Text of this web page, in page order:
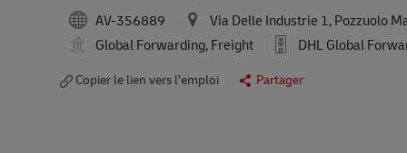
AV-356889 Via Delle Industrie 1, Pozzuolo
Global Forwarding, Freight
DHL Global
Copier le lien vers l’emploi
Partager